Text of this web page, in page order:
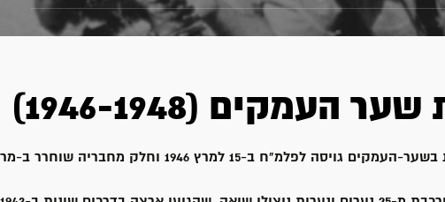
העמקים (1946-1948)
ההכשרה המגויסת בשער-העמקים גויסה לפלמ"ח ב-15 למרץ 1946 וחלק מחבריה שוחרר